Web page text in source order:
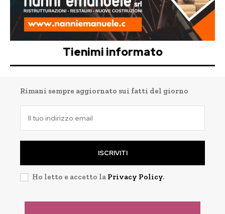
Tienimi informato
Rimani sempre aggiornato sui fatti del giorno
ISCRIVITI
Ho letto e accetto la Privacy Policy.